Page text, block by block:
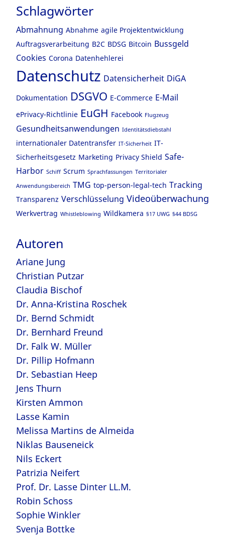
Schlagwörter
Abmahnung Abnahme agile Projektentwicklung
Auftragsverarbeitung B2C BDSG Bitcoin Bussgeld
Cookies Corona Datenhehlerei
Datenschutz Datensicherheit DiGA
Dokumentation DSGVO E-Commerce E-Mail
ePrivacy-Richtlinie EuGH Facebook Flugzeug
Gesundheitsanwendungen Identitätsdiebstahl
internationaler Datentransfer IT-Sicherheit IT-
Sicherheitsgesetz Marketing Privacy Shield Safe-
Harbor Schiff Scrum Sprachfassungen Territorialer
Anwendungsbereich TMG top-person-legal-tech Tracking
Transparenz Verschlüsselung Videoüberwachung
Werkvertrag Whistleblowing Wildkamera §17 UWG §44 BDSG
Autoren
Ariane Jung
Christian Putzar
Claudia Bischof
Dr. Anna-Kristina Roschek
Dr. Bernd Schmidt
Dr. Bernhard Freund
Dr. Falk W. Müller
Dr. Pillip Hofmann
Dr. Sebastian Heep
Jens Thurn
Kirsten Ammon
Lasse Kamin
Melissa Martins de Almeida
Niklas Bauseneick
Nils Eckert
Patrizia Neifert
Prof. Dr. Lasse Dinter LL.M.
Robin Schoss
Sophie Winkler
Svenja Bottke